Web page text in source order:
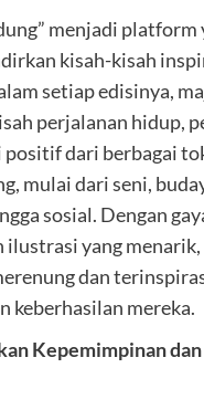
menjadi platform
kisah-kisah
setiap edisinya,
perjalanan hidup,
dari berbagai
mulai dari seni,
sosial. Dengan
ilustrasi yang menarik,
dan
keberhasilan mereka.
Kepemimpinan